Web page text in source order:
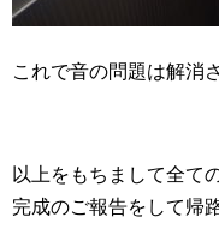
これで音の問題は解消
以上をもちまして全て
完成のご報告をして帰